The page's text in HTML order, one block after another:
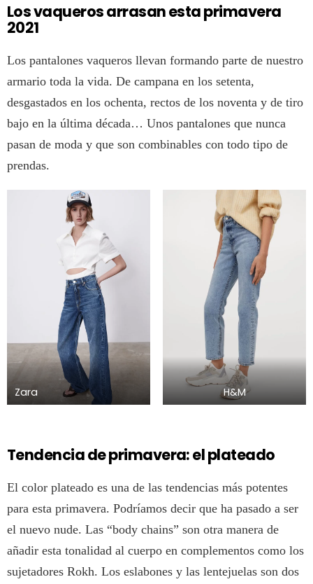
Los vaqueros arrasan esta primavera
2021
Los pantalones vaqueros llevan formando parte de nuestro
armario toda la vida. De campana en los setenta,
desgastados en los ochenta, rectos de los noventa y de tiro
bajo en la última década… Unos pantalones que nunca
pasan de moda y que son combinables con todo tipo de
prendas.
Zara H&M
Tendencia de primavera: el plateado
El color plateado es una de las tendencias más potentes
para esta primavera. Podríamos decir que ha pasado a ser
el nuevo nude. Las “body chains” son otra manera de
añadir esta tonalidad al cuerpo en complementos como los
sujetadores Rokh. Los eslabones y las lentejuelas son dos